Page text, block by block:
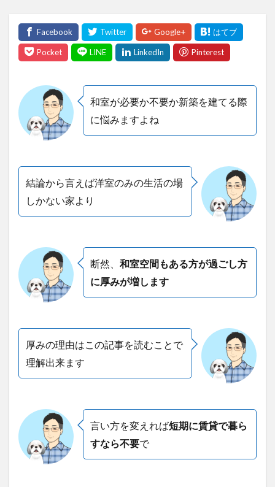
和室が必要か不要か新築を建てる際
に悩みますよね
結論から言えば洋室のみの生活の場
しかない家より
断然、 和室空間もある方が過ごし方
に厚みが増します
厚みの理由はこの記事を読むことで
理解出来ます
言い方を変えれば短期に賃貸で暮ら
すなら不要で